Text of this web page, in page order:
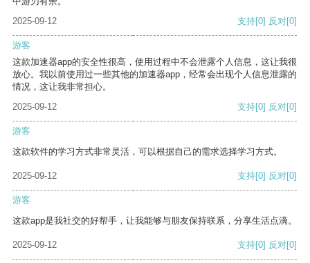
2025-09-12
支持[0] 反对[0]
游客
这款加速器app的安全性很高，使用过程中不会泄露个人信息，这让我很
放心。我以前使用过一些其他的加速器app，经常会出现个人信息泄露的
情况，这让我非常担心。
2025-09-12
支持[0] 反对[0]
游客
这款软件的学习方式非常灵活，可以根据自己的需求选择学习方式。
2025-09-12 支持[0] 反对[0]
游客
这款app是我社交的好帮手，让我能够与朋友保持联系，分享生活点滴。
2025-09-12 支持[0] 反对[0]